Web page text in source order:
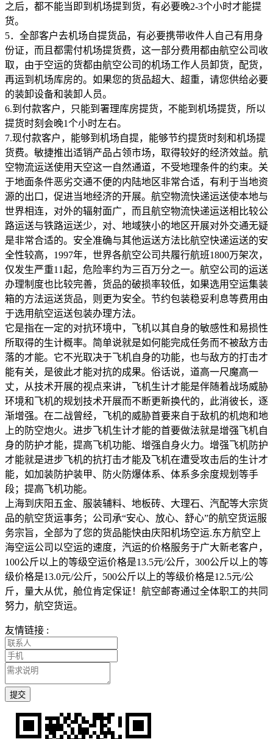
之后，都不能当即到机场提到货，有必要晚2-3个小时才能提
货。
5．全部客户去机场自提货品，有必要携带收件人自己有用身
份证，而且都需付机场提货费，这一部分费用都由航空公司收
取，由于空运的货都由航空公司的机场工作人员卸货，配货，
再运到机场库房的。如果您的货品超大、超重，请您供给必要
的装卸设备和装卸人员。
6.到付款客户，只能到署理库房提货，不能到机场提货，所以
提货时刻会晚1个小时左右。
7.现付款客户，能够到机场自提，能够节约提货时刻和机场提
货费。敏捷推出适销产品占领市场，取得较好的经济效益。航
空物流运送使用天空这一自然通道，不受地理条件的约束。关
于地面条件恶劣交通不便的内陆地区非常合适，有利于当地资
源的出口，促进当地经济的开展。航空物流快递运送使本地与
世界相连，对外的辐射面广，而且航空物流快递运送相比较公
路运送与铁路运送少，对、地域狭小的地区开展对外交通无疑
是非常合适的。安全准确与其他运送方法比航空快递运送的安
全性较高，1997年，世界各航空公司共履行航班1800万架次，
仅发生严重11起，危险率约为三百万分之一。航空公司的运送
办理制度也比较完善，货品的破损率较低，如果选用空运集装
箱的方法运送货品，则更为安全。节约包装稳妥利息等费用由
于选用航空运送包装办理方法。
它是指在一定的对抗环境中，飞机以其自身的敏感性和易损性
所取得的生计概率。简单说就是如何能完成任务而不被敌方击
落的才能。它不光取决于飞机自身的功能，也与敌方的打击才
能有关，是彼此才能对抗的成果。俗话说，道高一尺魔高一
丈，从技术开展的视点来讲，飞机生计才能是伴随着战场威胁
环境和飞机的规划技术开展而不断更新换代的，此消彼长，逐
渐增强。在二战曾经，飞机的威胁首要来自于敌机的机炮和地
上的防空炮火。进步飞机生计才能的首要做法就是增强飞机自
身的防护才能，提高飞机功能、增强自身火力。增强飞机防护
才能就是进步飞机的抗打击才能及飞机在遭受攻击后的生计才
能，如加装防护装甲、防火防爆体系、体系多余度规划等手
段；提高飞机功能。
上海到庆阳五金、服装辅料、地板砖、大理石、汽配等大宗货
品的航空货运事务；公司承“安心、放心、舒心”的航空货运服
务宗旨，全部为了您的货品能快由庆阳机场空运.东方航空上
海空运公司以空运的速度，汽运的价格服务于广大新老客户，
100公斤以上的等级空运价格是13.5元/公斤，300公斤以上的等
级价格是13.0元/公斤，500公斤以上的等级价格是12.5元/公
斤，量大从优，舱位肯定保证！航空邮寄通过全体职工的共同
努力，航空货运。
友情链接 :
提交